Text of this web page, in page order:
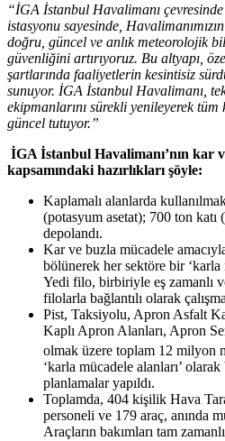
“İGA İstanbul Havalimanı
istasyonu sayesinde,
doğru, güncel ve anlık meteorolojik
güvenliğini artırıyoruz. Bu altyapı,
şartlarında faaliyetlerin kesintisiz
sunuyor. İGA İstanbul Havalimanı,
ekipmanlarını sürekli yenileyerek tüm
güncel tutuyor.”
İGA İstanbul Havalimanı’nın kar
kapsamındaki hazırlıkları şöyle:
Kaplamalı alanlarda
(potasyum asetat); 700 ton
depolandı.
Kar ve buzla mücadele
bölünerek her sektöre bir
Yedi filo, birbiriyle eş zamanlı
filolarla bağlantılı olarak
Pist, Taksiyolu, Apron Asfalt
Kaplı Apron Alanları, Apron
olmak üzere toplam 12 milyon
‘karla mücadele alanları’
planlamalar yapıldı.
Toplamda, 404 kişilik Hava
personeli ve 179 araç, anında
Araçların bakımları tam